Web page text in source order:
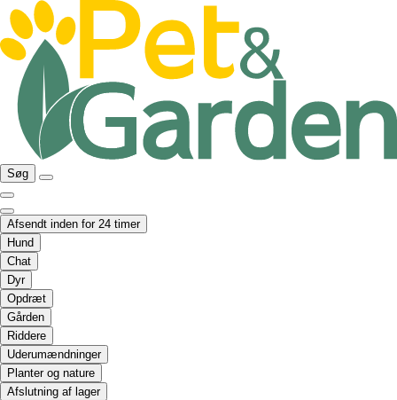
Søg
Afsendt inden for 24 timer
Hund
Chat
Dyr
Opdræt
Gården
Riddere
Uderumændninger
Planter og nature
Afslutning af lager